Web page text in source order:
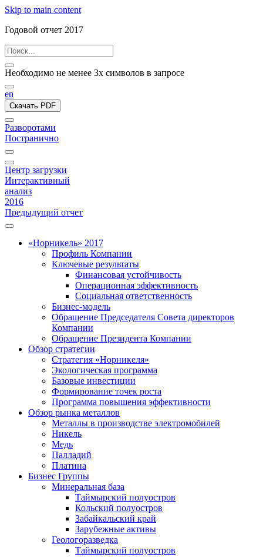
Skip to main content
Годовой отчет 2017
Необходимо не менее 3х символов в запросе
en
Скачать PDF
Разворотами
Постранично
Центр загрузки
Интерактивный
анализ
2016
Предыдущий отчет
«Норникель» 2017
Профиль Компании
Ключевые результаты
Финансовая устойчивость
Операционная эффективность
Социальная ответственность
Бизнес-модель
Обращение Председателя Совета директоров
Компании
Обращение Президента Компании
Обзор стратегии
Стратегия «Норникеля»
Экологическая программа
Базовые инвестиции
Формирование точек роста
Программа повышения эффективности
Обзор рынка металлов
Металлы в производстве электромобилей
Никель
Медь
Палладий
Платина
Бизнес Группы
Минеральная база
Таймырский полуостров
Кольский полуостров
Забайкальский край
Зарубежные активы
Геологоразведка
Таймырский полуостров